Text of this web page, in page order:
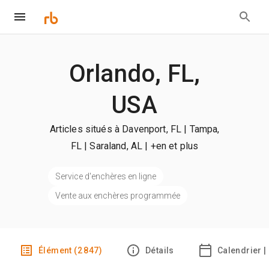
Orlando, FL,
USA
Articles situés à Davenport, FL | Tampa,
FL | Saraland, AL | +en et plus
Service d'enchères en ligne
Vente aux enchères programmée
Élément (2 847) Détails Calendrier |